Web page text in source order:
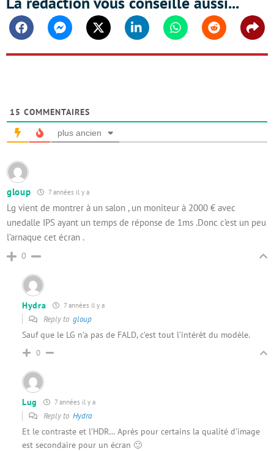
FacebookMessengerTwitter Linkedin WhatsappReddit
15 COMMENTAIRES
plus ancien
gloup 7 années il y a
Lg vient de montrer à un salon , un moniteur à 2000 € avec
unedalle IPS ayant un temps de réponse de 1ms .Donc c’est un peu
l’arnaque cet écran .
0
Hydra 7 années il y a
Reply to gloup
Sauf que le LG n’a pas de FALD, c’est tout l’intérêt du modèle.
0
Lug 7 années il y a
Reply to Hydra
Et le contraste et l’HDR… Après pour certains la qualité d’image
est secondaire pour un écran 🙂